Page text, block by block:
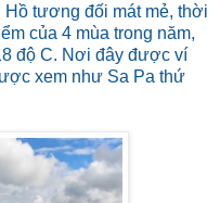
Hồ tương đối mát mẻ, thời
của 4 mùa trong năm,
độ C. Nơi đây được ví
xem như Sa Pa thứ